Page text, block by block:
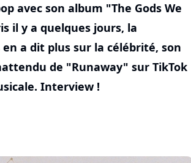
avec son album "The Gods We
il y a quelques jours, la
a dit plus sur la célébrité, son
de "Runaway" sur TikTok
Interview !